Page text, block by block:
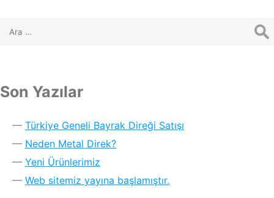
Son Yazılar
Türkiye Geneli Bayrak Direği Satışı
Neden Metal Direk?
Yeni Ürünlerimiz
Web sitemiz yayına başlamıştır.